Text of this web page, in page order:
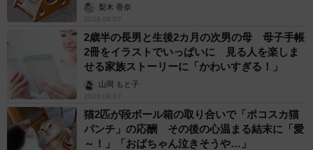
梨木 香奈
2026.08.07
2歳半の長男と生後2カ月の次男の母 母子手帳
2冊をイラストでいっぱいに 見る人を楽しま
せる家族ストーリーに「かわいすぎる！」
山岡 もと子
2026.08.07
猫2匹が段ボール箱の取り合いで「ポコスカ猫
パンチ」の応酬 その後の心温まる結末に「愛
～！」「おばちゃん泣きそうや…」